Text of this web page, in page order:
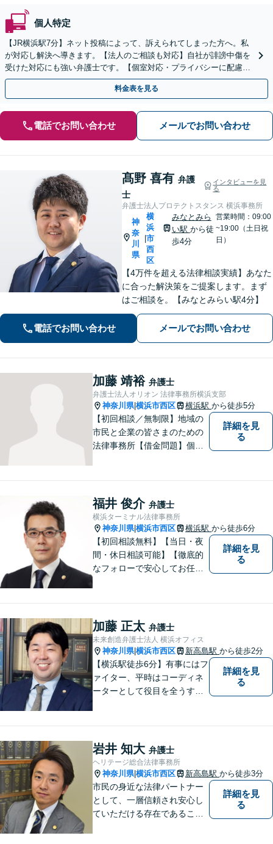
個人特定
【JR横浜駅7分】ネット投稿によって、訴えられてしまった方へ。私
が対応し解決へ導きます。【法人のご相談も対応】自社が誹謗中傷を
受けた対応にも強い弁護士です。【個室対応・プライバシーに配慮】
コスプレに関連するトラブルは相談無料です
料金表を見る
電話でお問い合わせ メールでお問い合わせ
髙野 喜有 弁護
士
インタビューを見
る
弁護士法人プロテクトスタンス 横浜事務所
神
奈
川
県
横
浜
市
西
区
みなとみら
い駅 から徒
歩4分
営業時間：09:00
~19:00（土日祝
日）
【4万件を超える法律相談実績】あなた
に合った解決策をご提案します。まず
はご相談を。【みなとみらい駅4分】
電話でお問い合わせ メールでお問い合わせ
加藤 靖裕 弁護士
弁護士法人オリオン 法律事務所横浜支部
神奈川県|横浜市西区 横浜駅 から徒歩5分
【初回相談／無制限】地域の
市民と企業の皆さまのための
法律事務所【借金問題】個
料診断サービスを実施してい
ます【夜間・休日面談】【完
全個室】【横浜駅5分】
詳細を見
る
福井 俊介 弁護士
横浜ターミナル法律事務所
神奈川県|横浜市西区 横浜駅 から徒歩6分
【初回相談無料】【当日・夜
間・休日相談可能】【徹底的
なフォローで安心してお任せ
す。小さなお悩みから大きな
トラブルまでご相談くださ
い。
詳細を見
る
加藤 正太 弁護士
未来創造弁護士法人 横浜オフィス
神奈川県|横浜市西区 新高島駅 から徒歩2分
【横浜駅徒歩6分】有事にはフ
ァイター、平時はコーディネ
ーターとして役目を全うする
します。【独占禁止法・下請
法の著書執筆】
詳細を見
る
岩井 知大 弁護士
ヘリテージ総合法律事務所
神奈川県|横浜市西区 新高島駅 から徒歩3分
市民の身近な法律パートナー
として、一層信頼され安心し
ていただける存在であること
詳細を見
る